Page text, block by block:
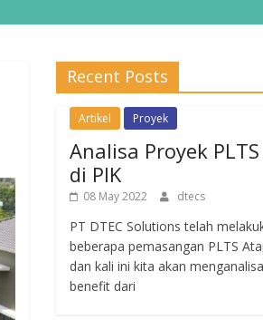
Recent Posts
Artikel Proyek
Analisa Proyek
di PIK
08 May 2022 dtecs
PT DTEC Solutions telah
beberapa pemasangan PLTS
dan kali ini kita akan
benefit dari